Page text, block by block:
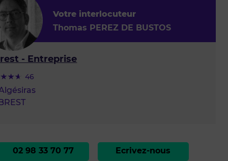
Votre interlocuteur
Thomas PEREZ DE BUSTOS
- Entreprise
46
02 98 33 70 77 Ecrivez-nous